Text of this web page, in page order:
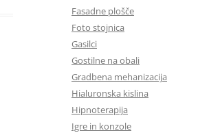
Fasadne plošče
Foto stojnica
Gasilci
Gostilne na obali
Gradbena mehanizacija
Hialuronska kislina
Hipnoterapija
Igre in konzole